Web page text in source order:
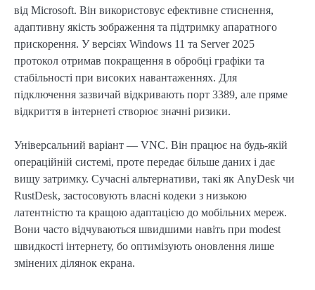
від Microsoft. Він використовує ефективне стиснення,
адаптивну якість зображення та підтримку апаратного
прискорення. У версіях Windows 11 та Server 2025
протокол отримав покращення в обробці графіки та
стабільності при високих навантаженнях. Для
підключення зазвичай відкривають порт 3389, але пряме
відкриття в інтернеті створює значні ризики.
Універсальний варіант — VNC. Він працює на будь-якій
операційній системі, проте передає більше даних і дає
вищу затримку. Сучасні альтернативи, такі як AnyDesk чи
RustDesk, застосовують власні кодеки з низькою
латентністю та кращою адаптацією до мобільних мереж.
Вони часто відчуваються швидшими навіть при modest
швидкості інтернету, бо оптимізують оновлення лише
змінених ділянок екрана.